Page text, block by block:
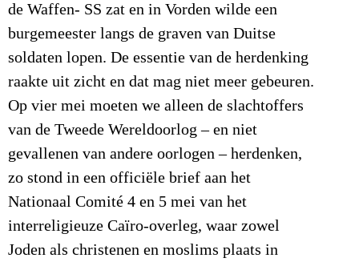
de Waffen- SS zat en in Vorden wilde een
burgemeester langs de graven van Duitse
soldaten lopen. De essentie van de herdenking
raakte uit zicht en dat mag niet meer gebeuren.
Op vier mei moeten we alleen de slachtoffers
van de Tweede Wereldoorlog – en niet
gevallenen van andere oorlogen – herdenken,
zo stond in een officiële brief aan het
Nationaal Comité 4 en 5 mei van het
interreligieuze Caïro-overleg, waar zowel
Joden als christenen en moslims plaats in